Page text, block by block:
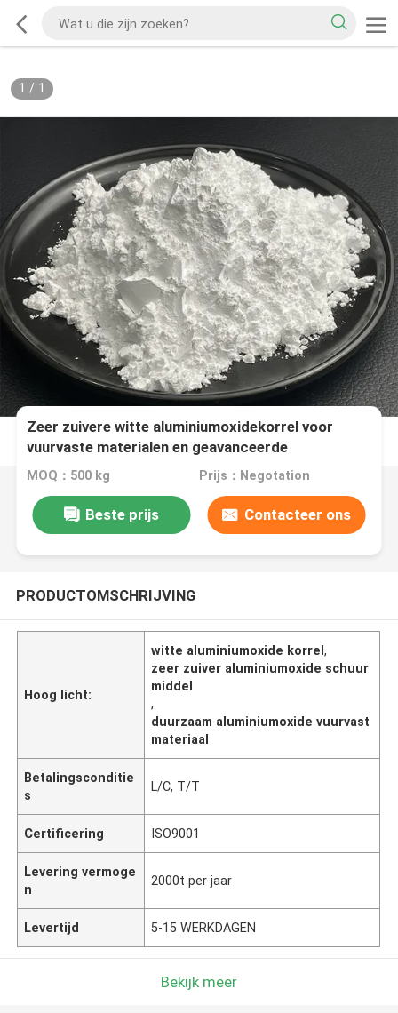
1 / 1
Zeer zuivere witte aluminiumoxidekorrel voor
vuurvaste materialen en geavanceerde
schuurgereedschappen die een lange levensduur
garanderen
MOQ：500 kg Prijs：Negotation
Beste prijs Contacteer ons
PRODUCTOMSCHRIJVING
Hoog licht:
witte aluminiumoxide korrel,
zeer zuiver aluminiumoxide schuur
middel
,
duurzaam aluminiumoxide vuurvast
materiaal
Betalingsconditie
s
L/C, T/T
Certificering ISO9001
Levering vermoge
n
2000t per jaar
Levertijd 5-15 WERKDAGEN
Bekijk meer